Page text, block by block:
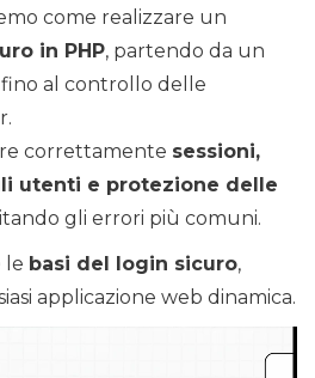
come realizzare un
in PHP, partendo da un
al controllo delle
correttamente sessioni,
utenti e protezione delle
gli errori più comuni.
le basi del login sicuro,
applicazione web dinamica.